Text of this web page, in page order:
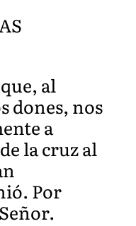
al
dones, nos
a
la cruz al
Por